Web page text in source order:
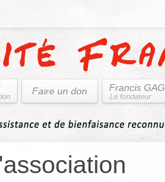
Faire un don Francis GAG
Le fondateur